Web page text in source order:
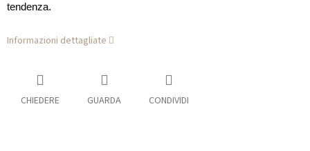
tendenza.
Informazioni dettagliate
CHIEDERE GUARDA CONDIVIDI